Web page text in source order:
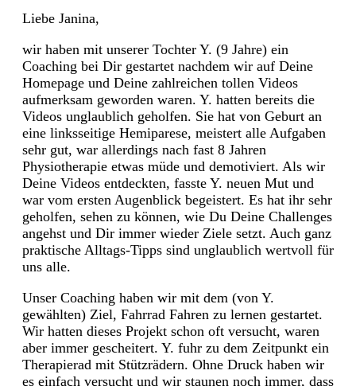
Liebe Janina,
wir haben mit unserer Tochter Y. (9 Jahre) ein
Coaching bei Dir gestartet nachdem wir auf Deine
Homepage und Deine zahlreichen tollen Videos
aufmerksam geworden waren. Y. hatten bereits die
Videos unglaublich geholfen. Sie hat von Geburt an
eine linksseitige Hemiparese, meistert alle Aufgaben
sehr gut, war allerdings nach fast 8 Jahren
Physiotherapie etwas müde und demotiviert. Als wir
Deine Videos entdeckten, fasste Y. neuen Mut und
war vom ersten Augenblick begeistert. Es hat ihr sehr
geholfen, sehen zu können, wie Du Deine Challenges
angehst und Dir immer wieder Ziele setzt. Auch ganz
praktische Alltags-Tipps sind unglaublich wertvoll für
uns alle.
Unser Coaching haben wir mit dem (von Y.
gewählten) Ziel, Fahrrad Fahren zu lernen gestartet.
Wir hatten dieses Projekt schon oft versucht, waren
aber immer gescheitert. Y. fuhr zu dem Zeitpunkt ein
Therapierad mit Stützrädern. Ohne Druck haben wir
es einfach versucht und wir staunen noch immer, dass